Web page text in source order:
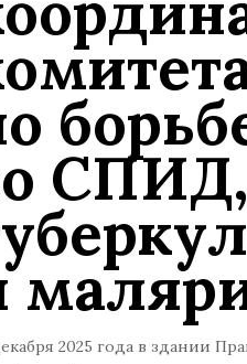
СПИД,
2025 года в здании